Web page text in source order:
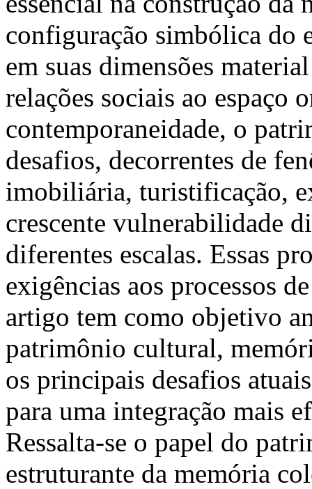
configuração simbólica do
em suas dimensões
relações sociais ao espaço
contemporaneidade, o
desafios, decorrentes de
imobiliária, turistificação,
crescente vulnerabilidade
diferentes escalas. Essas
exigências aos processos
artigo tem como objetivo
patrimônio cultural,
os principais desafios
para uma integração mais
Ressalta-se o papel do
estruturante da memória